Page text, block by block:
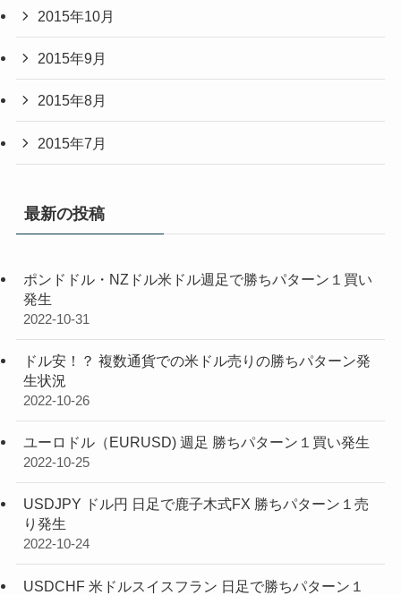
2015年10月
2015年9月
2015年8月
2015年7月
最新の投稿
ポンドドル・NZドル米ドル週足で勝ちパターン１買い
発生
2022-10-31
ドル安！？ 複数通貨での米ドル売りの勝ちパターン発
生状況
2022-10-26
ユーロドル（EURUSD) 週足 勝ちパターン１買い発生
2022-10-25
USDJPY ドル円 日足で鹿子木式FX 勝ちパターン１売
り発生
2022-10-24
USDCHF 米ドルスイスフラン 日足で勝ちパターン１